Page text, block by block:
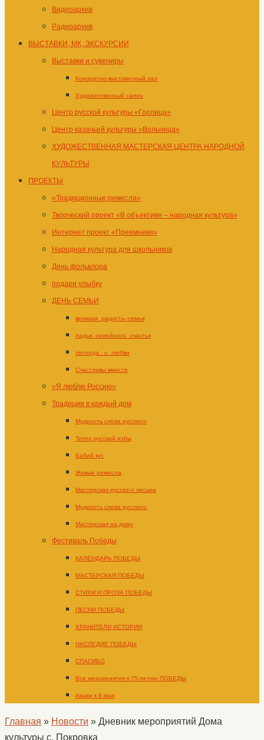
Видеоархив
Радиоархив
ВЫСТАВКИ, МК, ЭКСКУРСИИ
Выставки и сувениры
Концертно-выставочный зал
Художественный салон
Центр русской культуры «Горлица»
Центр казачьей культуры «Вольница»
ХУДОЖЕСТВЕННАЯ МАСТЕРСКАЯ ЦЕНТРА НАРОДНОЙ
КУЛЬТУРЫ
ПРОЕКТЫ
«Традиционные ремесла»
Творческий проект «В объективе – народная культура»
Интернет проект «Преемники»
Народная культура для школьников
День фольклора
подари улыбку
ДЕНЬ СЕМЬИ
великая_радость–семья
ладья_семейного_счастья
легенда _о_любви
Счастливы вместе
«Я люблю Россию»
Традиции в каждый дом
Мудрость слова русского
Тепло русской избы
Бабий кут
Живые ремесла
Мастерская русского письма
Мудрость слова русского
Мастерская на дому
Фестиваль Победы
КАЛЕНДАРЬ ПОБЕДЫ
МАСТЕРСКАЯ ПОБЕДЫ
СТИХИ И ПРОЗА ПОБЕДЫ
ПЕСНИ ПОБЕДЫ
ХРАНИТЕЛИ ИСТОРИИ
НАСЛЕДИЕ ПОБЕДЫ
СПАСИБО
Все мероприятия к 75-летию ПОБЕДЫ
Акции к 9 мая
Главная » Новости » Дневник мероприятий Дома
культуры с. Покровка